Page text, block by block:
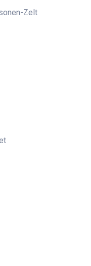
Zelt